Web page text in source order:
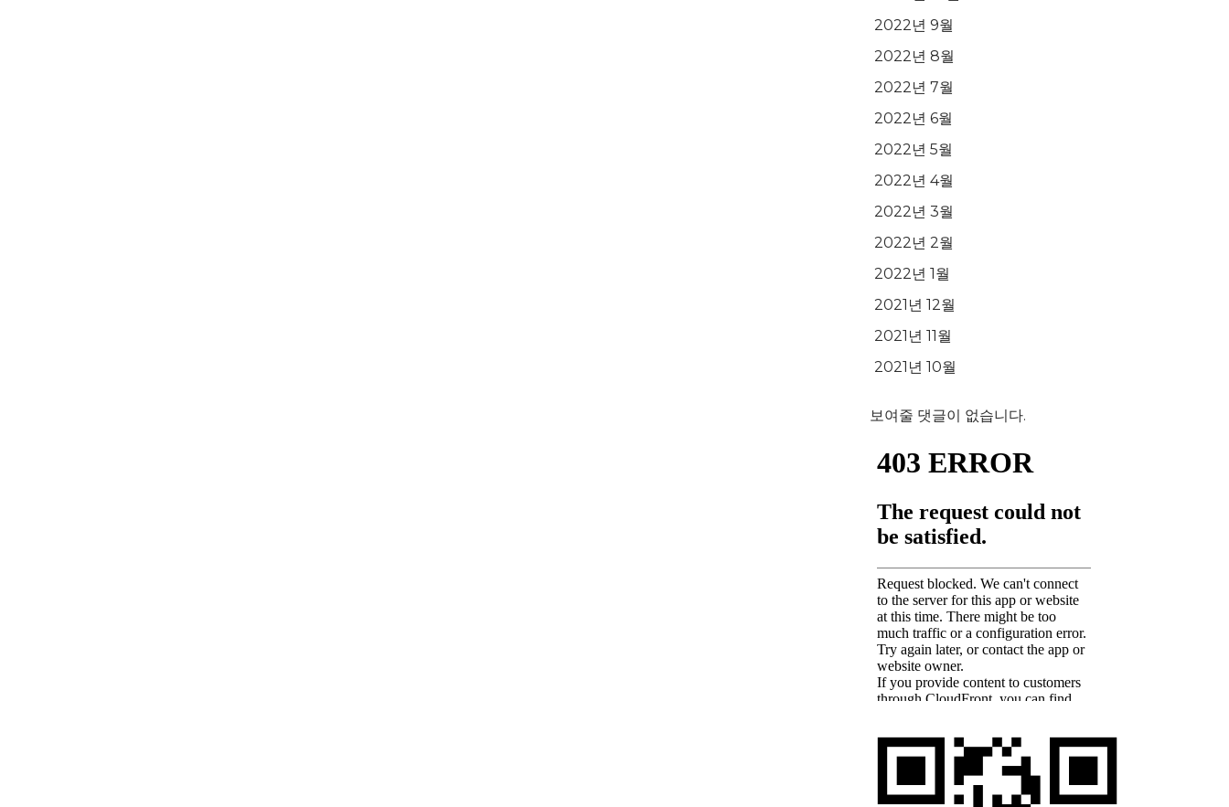
2022년 9월
2022년 8월
2022년 7월
2022년 6월
2022년 5월
2022년 4월
2022년 3월
2022년 2월
2022년 1월
2021년 12월
2021년 11월
2021년 10월
보여줄 댓글이 없습니다.